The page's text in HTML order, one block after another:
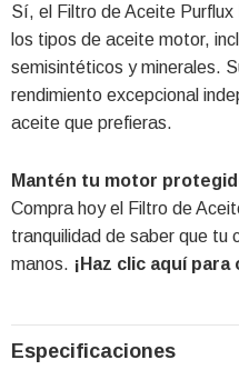
Sí, el Filtro de Aceite
los tipos de aceite motor,
semisintéticos y minerales.
rendimiento excepcional
aceite que prefieras.
Mantén tu motor
Compra hoy el Filtro de
tranquilidad de saber que tu
manos. ¡Haz clic aquí
Especificaciones